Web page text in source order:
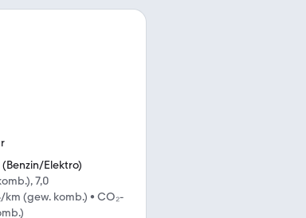
Elektro)
7,0
km (gew. komb.) • CO₂-